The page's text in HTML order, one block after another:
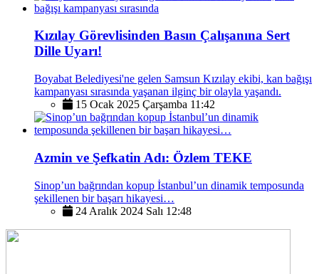
Kızılay Görevlisinden Basın Çalışanına Sert
Dille Uyarı!
Boyabat Belediyesi'ne gelen Samsun Kızılay ekibi, kan bağışı
kampanyası sırasında yaşanan ilginç bir olayla yaşandı.
15 Ocak 2025 Çarşamba 11:42
Azmin ve Şefkatin Adı: Özlem TEKE
Sinop’un bağrından kopup İstanbul’un dinamik temposunda
şekillenen bir başarı hikayesi…
24 Aralık 2024 Salı 12:48